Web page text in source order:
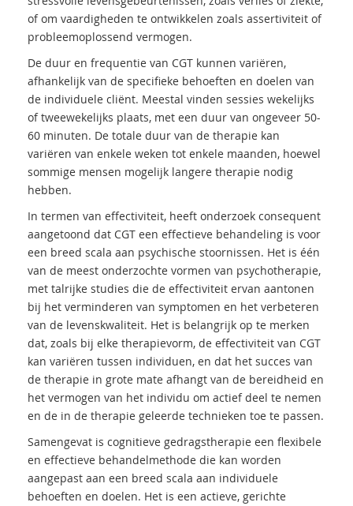
of om vaardigheden te ontwikkelen zoals assertiviteit of
probleemoplossend vermogen.
De duur en frequentie van CGT kunnen variëren,
afhankelijk van de specifieke behoeften en doelen van
de individuele cliënt. Meestal vinden sessies wekelijks
of tweewekelijks plaats, met een duur van ongeveer 50-
60 minuten. De totale duur van de therapie kan
variëren van enkele weken tot enkele maanden, hoewel
sommige mensen mogelijk langere therapie nodig
hebben.
In termen van effectiviteit, heeft onderzoek consequent
aangetoond dat CGT een effectieve behandeling is voor
een breed scala aan psychische stoornissen. Het is één
van de meest onderzochte vormen van psychotherapie,
met talrijke studies die de effectiviteit ervan aantonen
bij het verminderen van symptomen en het verbeteren
van de levenskwaliteit. Het is belangrijk op te merken
dat, zoals bij elke therapievorm, de effectiviteit van CGT
kan variëren tussen individuen, en dat het succes van
de therapie in grote mate afhangt van de bereidheid en
het vermogen van het individu om actief deel te nemen
en de in de therapie geleerde technieken toe te passen.
Samengevat is cognitieve gedragstherapie een flexibele
en effectieve behandelmethode die kan worden
aangepast aan een breed scala aan individuele
behoeften en doelen. Het is een actieve, gerichte